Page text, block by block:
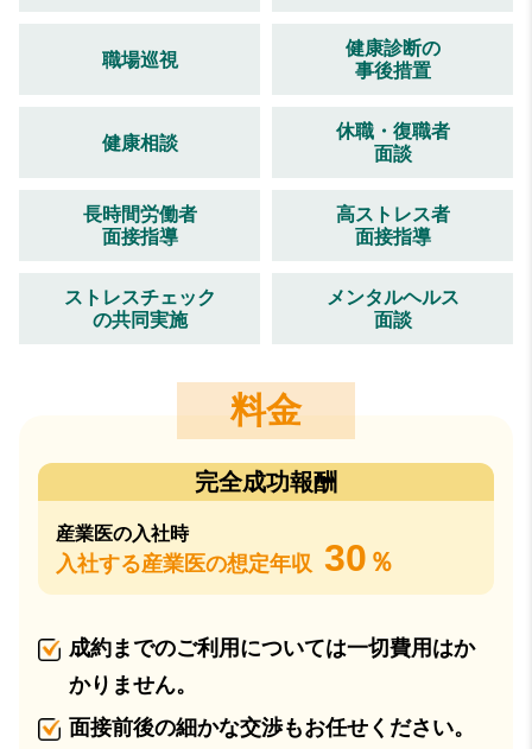
職場巡視
健康診断の
事後措置
健康相談
休職・復職者
面談
長時間労働者
面接指導
高ストレス者
面接指導
ストレスチェック
の共同実施
メンタルヘルス
面談
料金
完全成功報酬
産業医の入社時
入社する産業医の想定年収 30 ％
成約までのご利用については一切費用はか
かりません。
面接前後の細かな交渉もお任せください。